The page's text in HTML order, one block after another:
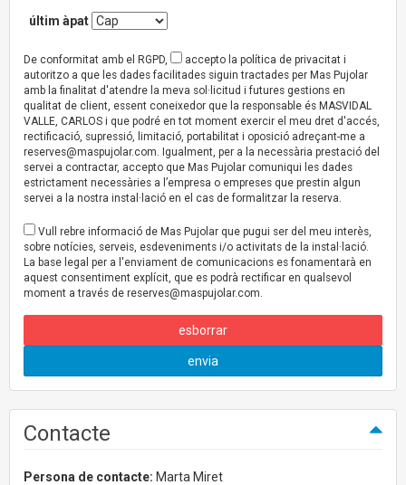
últim àpat
De conformitat amb el RGPD,
accepto la política de privacitat i
autoritzo a que les dades facilitades siguin tractades per Mas Pujolar
amb la finalitat d'atendre la meva sol·licitud i futures gestions en
qualitat de client, essent coneixedor que la responsable és MASVIDAL
VALLE, CARLOS i que podré en tot moment exercir el meu dret d'accés,
rectificació, supressió, limitació, portabilitat i oposició adreçant-me a
reserves@maspujolar.com. Igualment, per a la necessària prestació del
servei a contractar, accepto que Mas Pujolar comuniqui les dades
estrictament necessàries a l’empresa o empreses que prestin algun
servei a la nostra instal·lació en el cas de formalitzar la reserva.
Vull rebre informació de Mas Pujolar que pugui ser del meu interès,
sobre notícies, serveis, esdeveniments i/o activitats de la instal·lació.
La base legal per a l'enviament de comunicacions es fonamentarà en
aquest consentiment explícit, que es podrà rectificar en qualsevol
moment a través de reserves@maspujolar.com.
esborrar
envia
Contacte
Persona de contacte: Marta Miret